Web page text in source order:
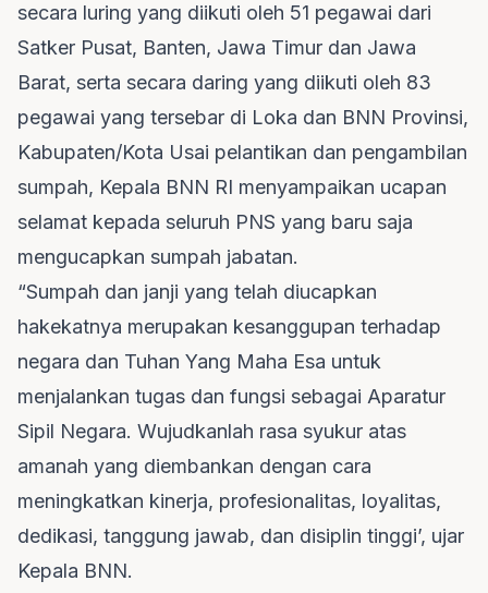
secara luring yang diikuti oleh 51 pegawai dari
Satker Pusat, Banten, Jawa Timur dan Jawa
Barat, serta secara daring yang diikuti oleh 83
pegawai yang tersebar di Loka dan BNN Provinsi,
Kabupaten/Kota Usai pelantikan dan pengambilan
sumpah, Kepala BNN RI menyampaikan ucapan
selamat kepada seluruh PNS yang baru saja
mengucapkan sumpah jabatan.
“Sumpah dan janji yang telah diucapkan
hakekatnya merupakan kesanggupan terhadap
negara dan Tuhan Yang Maha Esa untuk
menjalankan tugas dan fungsi sebagai Aparatur
Sipil Negara. Wujudkanlah rasa syukur atas
amanah yang diembankan dengan cara
meningkatkan kinerja, profesionalitas, loyalitas,
dedikasi, tanggung jawab, dan disiplin tinggi’, ujar
Kepala BNN.